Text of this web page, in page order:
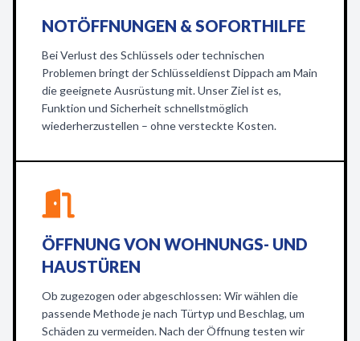
NOTÖFFNUNGEN & SOFORTHILFE
Bei Verlust des Schlüssels oder technischen
Problemen bringt der Schlüsseldienst Dippach am Main
die geeignete Ausrüstung mit. Unser Ziel ist es,
Funktion und Sicherheit schnellstmöglich
wiederherzustellen – ohne versteckte Kosten.
ÖFFNUNG VON WOHNUNGS- UND
HAUSTÜREN
Ob zugezogen oder abgeschlossen: Wir wählen die
passende Methode je nach Türtyp und Beschlag, um
Schäden zu vermeiden. Nach der Öffnung testen wir